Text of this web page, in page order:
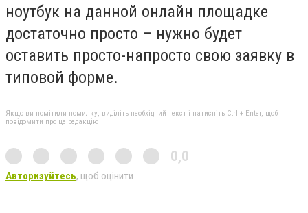
ноутбук на данной онлайн площадке
достаточно просто – нужно будет
оставить просто-напросто свою заявку в
типовой форме.
Якщо ви помітили помилку, виділіть необхідний текст і натисніть Ctrl + Enter, щоб
повідомити про це редакцію
0,0
Авторизуйтесь, щоб оцінити